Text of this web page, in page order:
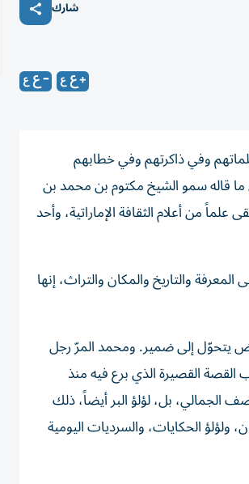
شارك
وفي ذاكرتهم وفي خطابهم
ما قاله سمو الشيخ مكتوم بن محمد بن
من أعلام الثقافة الإماراتية، وأحد
والتاريخ والمكان والتراث، إنها
يتحوّل إلى ضمير. ومحمد المرّ رجل
القصيرة الذي برع فيه منذ
الجمالي، بل، لؤلؤ البر أيضاً، ذلك
ولؤلؤ الحكايات، والسرديات اليومية